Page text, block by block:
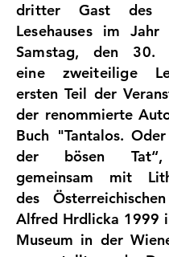
dritter Gast des
Lesehauses im
Samstag, den 30.
eine zweiteilige
ersten Teil der
der renommierte
Buch "Tantalos.
der bösen Tat“,
gemeinsam mit
des
Alfred Hrdlicka 1999
Museum in der